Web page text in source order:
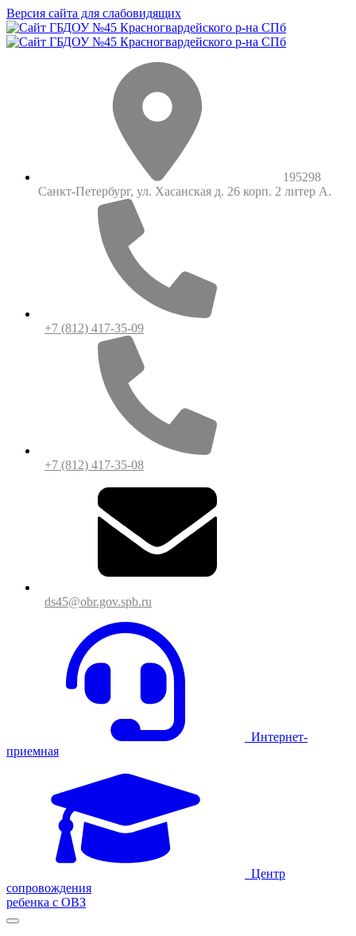
Версия сайта для слабовидящих
195298
Санкт-Петербург, ул. Хасанская д. 26 корп. 2 литер А.
+7 (812) 417-35-09
+7 (812) 417-35-08
ds45@obr.gov.spb.ru
Интернет-
приемная
Центр
сопровождения
ребенка с ОВЗ